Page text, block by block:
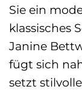
Sie ein
klassisches
Janine
fügt sich
setzt